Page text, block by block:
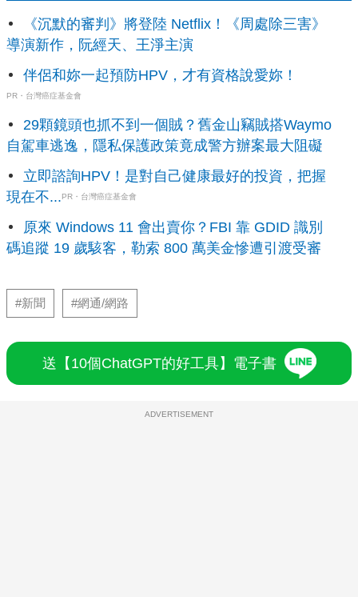
《沉默的審判》將登陸 Netflix！《周處除三害》
導演新作，阮經天、王淨主演
伴侶和妳一起預防HPV，才有資格說愛妳！
PR・台灣癌症基金會
29顆鏡頭也抓不到一個賊？舊金山竊賊搭Waymo
自駕車逃逸，隱私保護政策竟成警方辦案最大阻礙
立即諮詢HPV！是對自己健康最好的投資，把握
現在不...PR・台灣癌症基金會
原來 Windows 11 會出賣你？FBI 靠 GDID 識別
碼追蹤 19 歲駭客，勒索 800 萬美金慘遭引渡受審
#新聞 #網通/網路
送【10個ChatGPT的好工具】電子書
ADVERTISEMENT